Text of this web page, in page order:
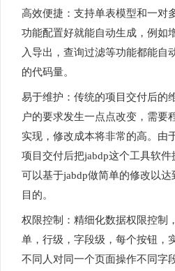
高效便捷：支持单表模型和一对
功能配置好就能自动生成，例如
入导出，查询过滤等功能都能自
的代码量。
易于维护：传统的项目交付后的
户的要求发生一点点改变，需要
实现，修改成本将非常的高。由
项目交付后把jabdp这个工具软
可以基于jabdp做简单的修改以
目的。
权限控制：精细化数据权限控制
单，行级，字段级，每个按钮，
不同人对同一个页面操作不同字